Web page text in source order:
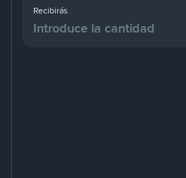
Recibirás